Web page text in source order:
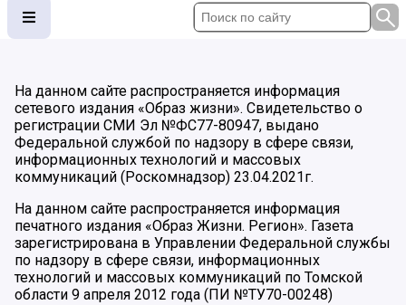
На данном сайте распространяется информация
сетевого издания «Образ жизни». Свидетельство о
регистрации СМИ Эл №ФС77-80947, выдано
Федеральной службой по надзору в сфере связи,
информационных технологий и массовых
коммуникаций (Роскомнадзор) 23.04.2021г.
На данном сайте распространяется информация
печатного издания «Образ Жизни. Регион». Газета
зарегистрирована в Управлении Федеральной службы
по надзору в сфере связи, информационных
технологий и массовых коммуникаций по Томской
области 9 апреля 2012 года (ПИ №ТУ70-00248)